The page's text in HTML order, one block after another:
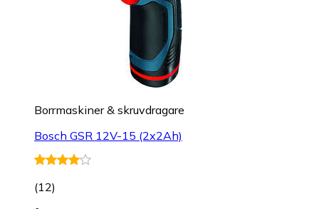
Borrmaskiner & skruvdragare
Bosch GSR 12V-15 (2x2Ah)
(12)